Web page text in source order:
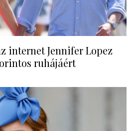
internet Jennifer Lopez
ruhájáért